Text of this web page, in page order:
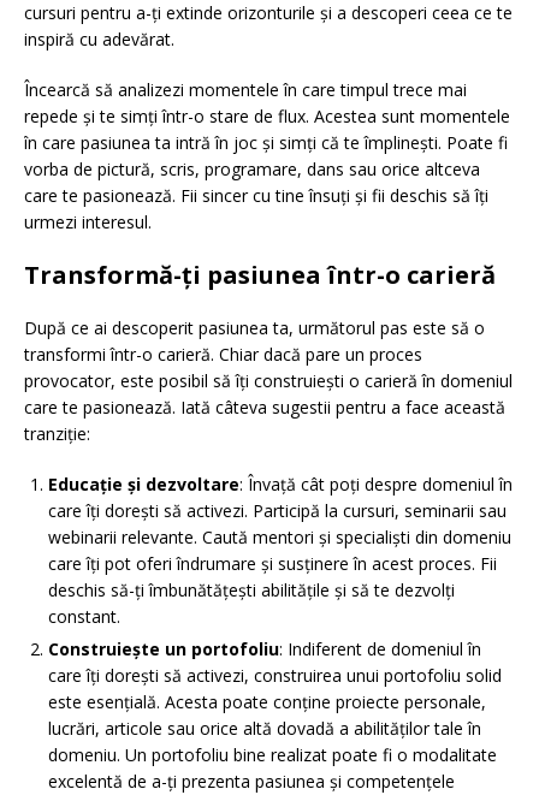
cursuri pentru a-ți extinde orizonturile și a descoperi ceea ce te
inspiră cu adevărat.
Încearcă să analizezi momentele în care timpul trece mai
repede și te simți într-o stare de flux. Acestea sunt momentele
în care pasiunea ta intră în joc și simți că te împlinești. Poate fi
vorba de pictură, scris, programare, dans sau orice altceva
care te pasionează. Fii sincer cu tine însuți și fii deschis să îți
urmezi interesul.
Transformă-ți pasiunea într-o carieră
După ce ai descoperit pasiunea ta, următorul pas este să o
transformi într-o carieră. Chiar dacă pare un proces
provocator, este posibil să îți construiești o carieră în domeniul
care te pasionează. Iată câteva sugestii pentru a face această
tranziție:
Educație și dezvoltare: Învață cât poți despre domeniul în
care îți dorești să activezi. Participă la cursuri, seminarii sau
webinarii relevante. Caută mentori și specialiști din domeniu
care îți pot oferi îndrumare și susținere în acest proces. Fii
deschis să-ți îmbunătățești abilitățile și să te dezvolți
constant.
Construiește un portofoliu: Indiferent de domeniul în
care îți dorești să activezi, construirea unui portofoliu solid
este esențială. Acesta poate conține proiecte personale,
lucrări, articole sau orice altă dovadă a abilităților tale în
domeniu. Un portofoliu bine realizat poate fi o modalitate
excelentă de a-ți prezenta pasiunea și competențele